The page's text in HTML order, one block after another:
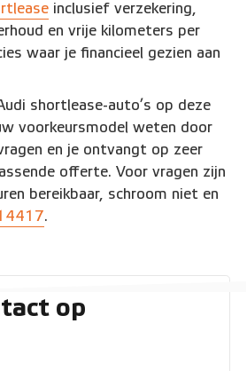
inclusief verzekering,
en vrije kilometers per
waar je financieel gezien aan
shortlease-auto’s op deze
voorkeursmodel weten door
en je ontvangt op zeer
offerte. Voor vragen zijn
bereikbaar, schroom niet en
.
op